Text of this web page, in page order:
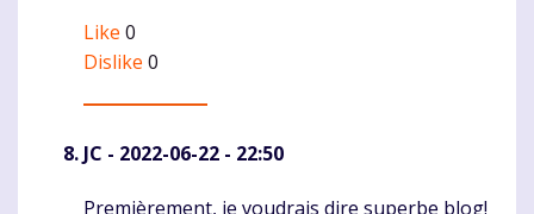
Like 0
Dislike 0
JC - 2022-06-22 - 22:50
Premièrement, je voudrais dire superbe blog!